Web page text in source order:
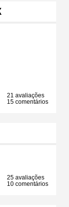
21 avaliações
15 comentários
25 avaliações
10 comentários